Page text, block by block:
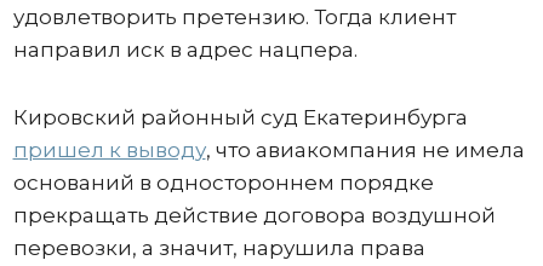
удовлетворить претензию. Тогда клиент
направил иск в адрес нацпера.
Кировский районный суд Екатеринбурга
пришел к выводу, что авиакомпания не имела
оснований в одностороннем порядке
прекращать действие договора воздушной
перевозки, а значит, нарушила права